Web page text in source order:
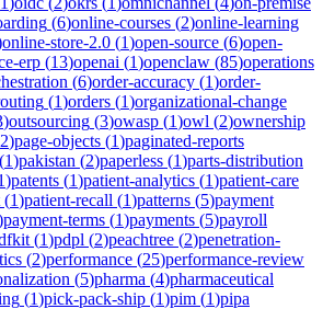
(6)online-courses (2)online-learning
online-store-2.0 (1)open-source (6)open-
erp (13)openai (1)openclaw (85)operations
(6)order-accuracy (1)order-
(1)orders (1)organizational-change
)outsourcing (3)owasp (1)owl (2)ownership
2)page-objects (1)paginated-reports
(1)pakistan (2)paperless (1)parts-distribution
)patents (1)patient-analytics (1)patient-care
(1)patient-recall (1)patterns (5)payment
payment-terms (1)payments (5)payroll
(1)pdpl (2)peachtree (2)penetration-
(2)performance (25)performance-review
(5)pharma (4)pharmaceutical
(1)pick-pack-ship (1)pim (1)pipa